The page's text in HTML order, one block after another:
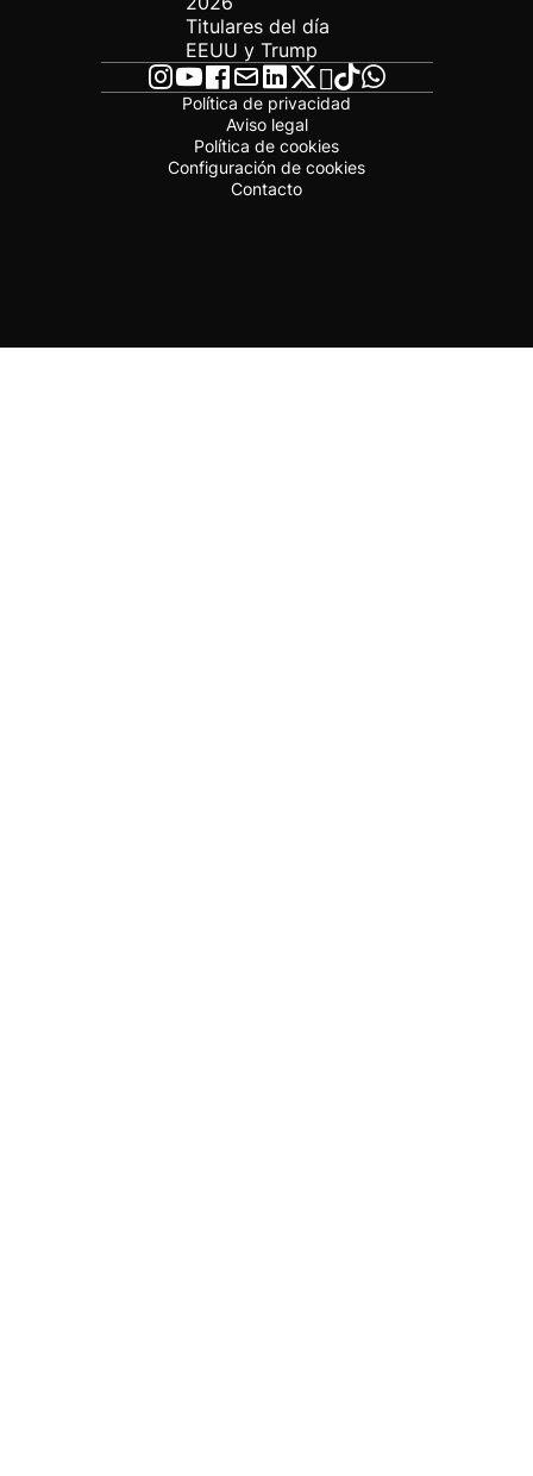
Titulares del día
EEUU y Trump
Política de privacidad
Aviso legal
Política de cookies
Configuración de cookies
Contacto